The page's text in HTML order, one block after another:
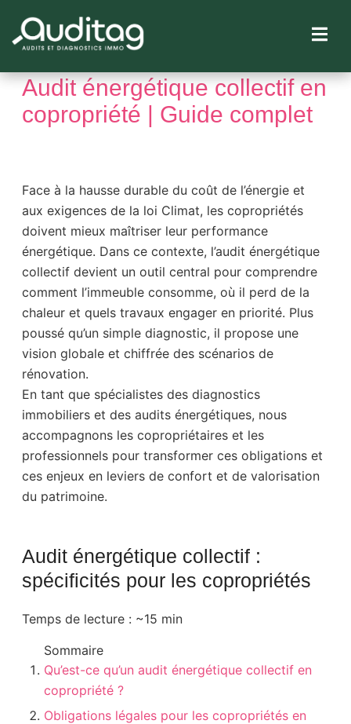
Audit énergétique collectif en
copropriété | Guide complet
Face à la hausse durable du coût de l’énergie et
aux exigences de la loi Climat, les copropriétés
doivent mieux maîtriser leur performance
énergétique. Dans ce contexte, l’audit énergétique
collectif devient un outil central pour comprendre
comment l’immeuble consomme, où il perd de la
chaleur et quels travaux engager en priorité. Plus
poussé qu’un simple diagnostic, il propose une
vision globale et chiffrée des scénarios de
rénovation.
En tant que spécialistes des diagnostics
immobiliers et des audits énergétiques, nous
accompagnons les copropriétaires et les
professionnels pour transformer ces obligations et
ces enjeux en leviers de confort et de valorisation
du patrimoine.
Audit énergétique collectif :
spécificités pour les copropriétés
Temps de lecture : ~15 min
Sommaire
Qu’est-ce qu’un audit énergétique collectif en
copropriété ?
Obligations légales pour les copropriétés en